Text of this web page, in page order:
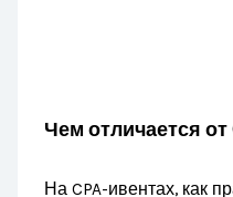
Чем отличается
На CPA-ивентах, как